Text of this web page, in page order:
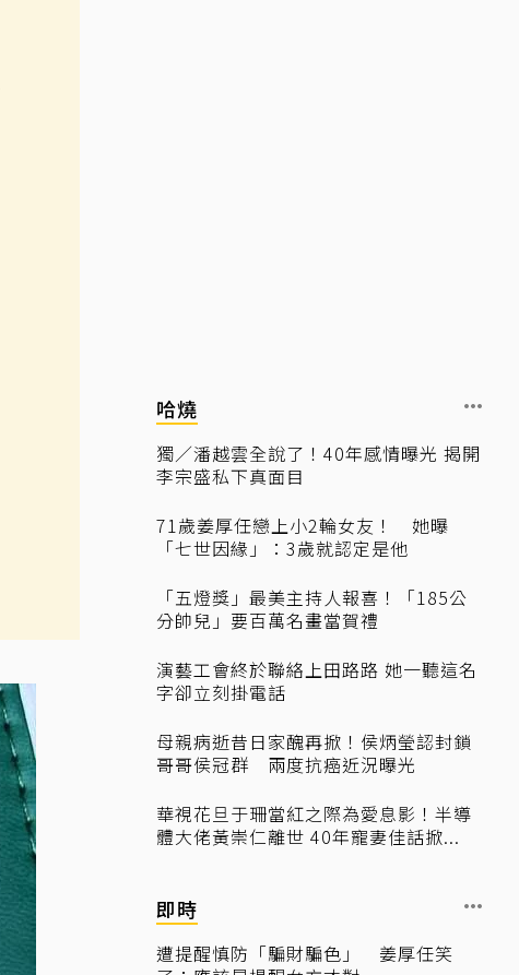
哈燒
獨／潘越雲全說了！40年感情曝光 揭開
李宗盛私下真面目
71歲姜厚任戀上小2輪女友！ 她曝
「七世因緣」：3歲就認定是他
「五燈獎」最美主持人報喜！「185公
分帥兒」要百萬名畫當賀禮
演藝工會終於聯絡上田路路 她一聽這名
字卻立刻掛電話
母親病逝昔日家醜再掀！侯炳瑩認封鎖
哥哥侯冠群 兩度抗癌近況曝光
華視花旦于珊當紅之際為愛息影！半導
體大佬黃崇仁離世 40年寵妻佳話掀...
即時
遭提醒慎防「騙財騙色」 姜厚任笑